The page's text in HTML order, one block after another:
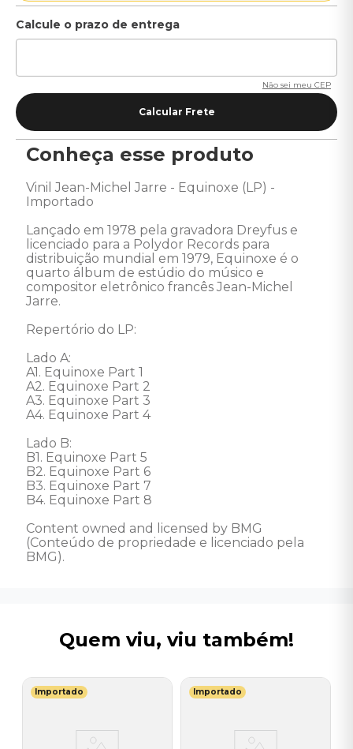
Não sei meu CEP
Conheça esse produto
Vinil Jean-Michel Jarre - Equinoxe (LP) -
Importado
Lançado em 1978 pela gravadora Dreyfus e
licenciado para a Polydor Records para
distribuição mundial em 1979, Equinoxe é o
quarto álbum de estúdio do músico e
compositor eletrônico francês Jean-Michel
Jarre.
Repertório do LP:
Lado A:
A1. Equinoxe Part 1
A2. Equinoxe Part 2
A3. Equinoxe Part 3
A4. Equinoxe Part 4
Lado B:
B1. Equinoxe Part 5
B2. Equinoxe Part 6
B3. Equinoxe Part 7
B4. Equinoxe Part 8
Content owned and licensed by BMG
(Conteúdo de propriedade e licenciado pela
BMG).
Quem viu, viu também!
Importado Importado